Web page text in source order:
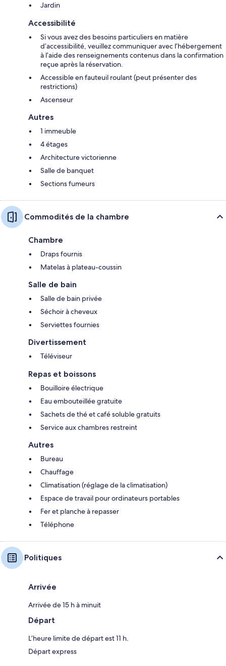
Jardin
Accessibilité
Si vous avez des besoins particuliers en matière
d’accessibilité, veuillez communiquer avec l’hébergement
à l’aide des renseignements contenus dans la confirmation
reçue après la réservation.
Accessible en fauteuil roulant (peut présenter des
restrictions)
Ascenseur
Autres
1 immeuble
4 étages
Architecture victorienne
Salle de banquet
Sections fumeurs
Commodités de la chambre
Chambre
Draps fournis
Matelas à plateau-coussin
Salle de bain
Salle de bain privée
Séchoir à cheveux
Serviettes fournies
Divertissement
Téléviseur
Repas et boissons
Bouilloire électrique
Eau embouteillée gratuite
Sachets de thé et café soluble gratuits
Service aux chambres restreint
Autres
Bureau
Chauffage
Climatisation (réglage de la climatisation)
Espace de travail pour ordinateurs portables
Fer et planche à repasser
Téléphone
Politiques
Arrivée
Arrivée de 15 h à minuit
Départ
L’heure limite de départ est 11 h.
Départ express